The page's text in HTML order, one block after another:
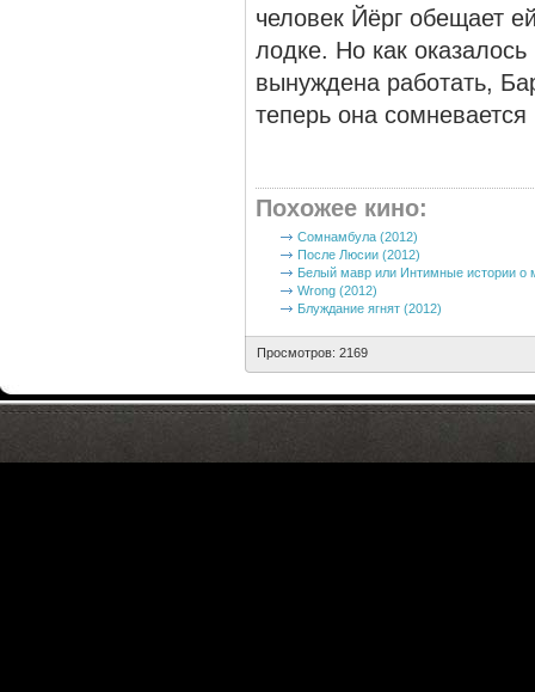
человек Йёрг обещает
лодке. Но как
вынуждена работать,
теперь она
Похожее кино:
Сомнамбула (2012)
После Люсии (2012)
Белый мавр или Интимные истории о
Wrong (2012)
Блуждание ягнят (2012)
Просмотров: 2169